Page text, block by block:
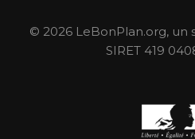
© 2026 LeBonPlan.org, un
SIRET 419